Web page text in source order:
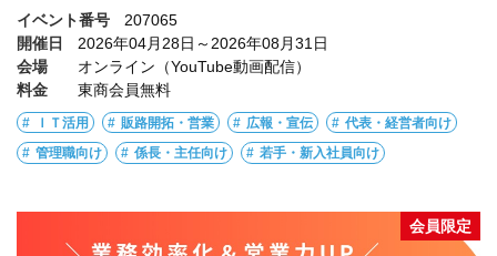
イベント番号
207065
開催日
2026年04月28日～2026年08月31日
会場
オンライン（YouTube動画配信）
料金
東商会員無料
ＩＴ活用 販路開拓・営業 広報・宣伝 代表・経営者向け
管理職向け 係長・主任向け 若手・新入社員向け
会員限定